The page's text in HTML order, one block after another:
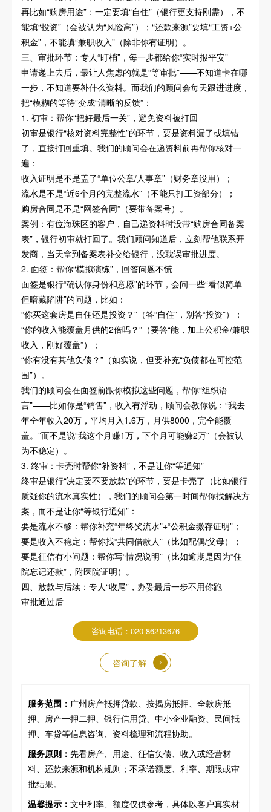
再比如“购房用途”：一定要填“自住”（银行更支持刚需），不
能填“投资”（会被认为“风险高”）；“还款来源”要填“工资+公
积金”，不能填“兼职收入”（除非你有证明）。
三、审批环节：专人“盯梢”，每一步都给你“实时报平安”
申请递上去后，最让人焦虑的就是“等审批”——不知道卡在哪
一步，不知道要补什么资料。而我们的顾问会每天跟进进度，
把“模糊的等待”变成“清晰的反馈”：
1. 初审：帮你“把好最后一关”，避免资料被打回
初审是银行“核对资料完整性”的环节，要是资料漏了或填错
了，直接打回重填。我们的顾问会在递资料前再帮你核对一
遍：
收入证明是不是盖了“单位公章/人事章”（财务章没用）；
流水是不是“近6个月的完整流水”（不能只打工资部分）；
购房合同是不是“网签合同”（要带备案号）。
案例：有位海珠区的客户，自己递资料时没带“购房合同备案
表”，银行初审就打回了。我们顾问知道后，立刻帮他联系开
发商，当天拿到备案表补交给银行，没耽误审批进度。
2. 面签：帮你“模拟演练”，回答问题不慌
面签是银行“确认你身份和意愿”的环节，会问一些“看似简单
但暗藏陷阱”的问题，比如：
“你买这套房是自住还是投资？”（答“自住”，别答“投资”）；
“你的收入能覆盖月供的2倍吗？”（要答“能，加上公积金/兼职
收入，刚好覆盖”）；
“你有没有其他负债？”（如实说，但要补充“负债都在可控范
围”）。
我们的顾问会在面签前跟你模拟这些问题，帮你“组织语
言”——比如你是“销售”，收入有浮动，顾问会教你说：“我去
年全年收入20万，平均月入1.6万，月供8000，完全能覆
盖。”而不是说“我这个月赚1万，下个月可能赚2万”（会被认
为不稳定）。
3. 终审：卡壳时帮你“补资料”，不是让你“等通知”
终审是银行“决定要不要放款”的环节，要是卡壳了（比如银行
质疑你的流水真实性），我们的顾问会第一时间帮你找解决方
案，而不是让你“等银行通知”：
要是流水不够：帮你补充“年终奖流水”+“公积金缴存证明”；
要是收入不稳定：帮你找“共同借款人”（比如配偶/父母）；
要是征信有小问题：帮你写“情况说明”（比如逾期是因为“住
院忘记还款”，附医院证明）。
四、放款与后续：专人“收尾”，办妥最后一步不用你跑
审批通过后
咨询电话：020-86213676
咨询了解
服务范围： 广州房产抵押贷款、按揭房抵押、全款房抵
押、房产一押二押、银行信用贷、中小企业融资、民间抵
押、车贷等信息咨询、资料梳理和流程协助。
服务原则： 先看房产、用途、征信负债、收入或经营材
料、还款来源和机构规则；不承诺额度、利率、期限或审
批结果。
温馨提示： 文中利率、额度仅供参考，具体以客户真实材